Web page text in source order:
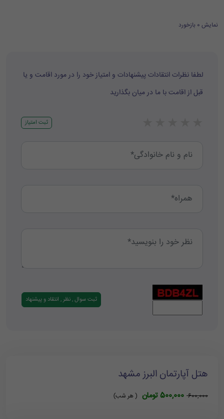
نمایش 0 بازخورد
لطفا نظرات انتقادات پیشنهادات و امتیاز خود را در مورد اقامت و یا
قبل از اقامت با ما در میان بگذارید
ثبت امتیاز
هتل آپارتمان البرز مشهد
600,000 500,000 تومان ( هر شب)